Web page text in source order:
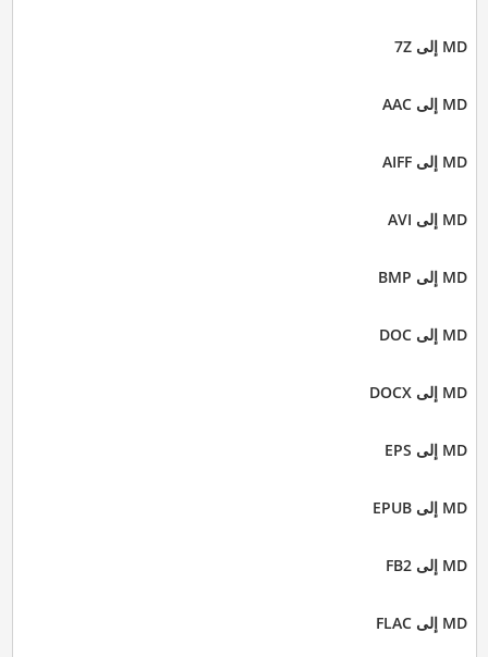
MD إلى 7Z
MD إلى AAC
MD إلى AIFF
MD إلى AVI
MD إلى BMP
MD إلى DOC
MD إلى DOCX
MD إلى EPS
MD إلى EPUB
MD إلى FB2
MD إلى FLAC